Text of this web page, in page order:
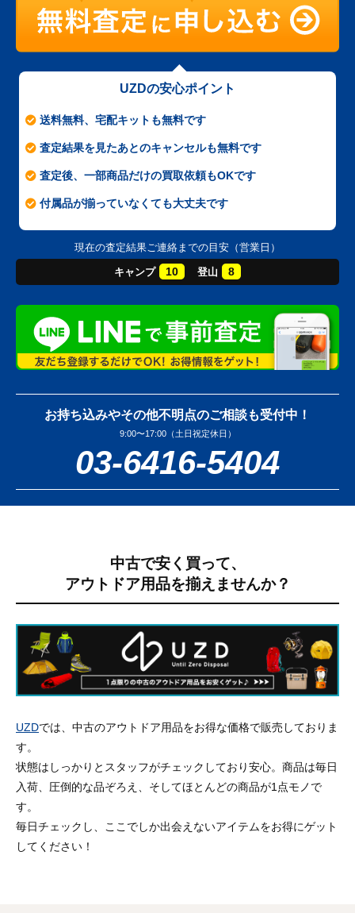
UZDの安心ポイント
送料無料、宅配キットも無料です
査定結果を見たあとのキャンセルも無料です
査定後、一部商品だけの買取依頼もOKです
付属品が揃っていなくても大丈夫です
現在の査定結果ご連絡までの目安（営業日）
キャンプ 10 登山 8
お持ち込みやその他不明点のご相談も受付中！
9:00〜17:00（土日祝定休日）
03-6416-5404
中古で安く買って、
アウトドア用品を揃えませんか？
UZDでは、中古のアウトドア用品をお得な価格で販売しておりま
す。
状態はしっかりとスタッフがチェックしており安心。商品は毎日
入荷、圧倒的な品ぞろえ、そしてほとんどの商品が1点モノで
す。
毎日チェックし、ここでしか出会えないアイテムをお得にゲット
してください！